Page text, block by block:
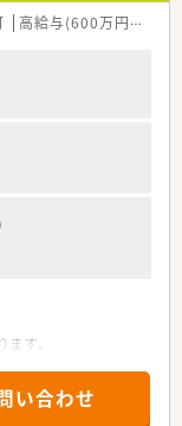
高給与(600万円以上)
す。
。
診のある在宅施設は
い合わせ